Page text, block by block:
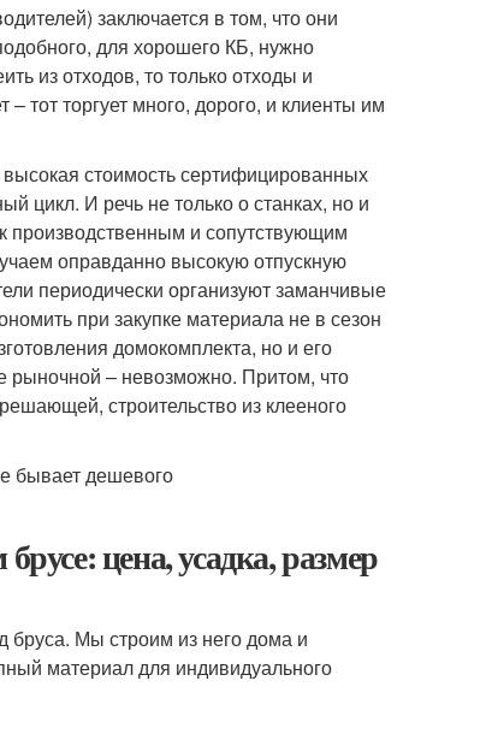
заключается в том, что они
для хорошего КБ, нужно
из отходов, то только отходы и
– тот торгует много, дорого, и клиенты им
стоимость сертифицированных
цикл. И речь не только о станках, но и
производственным и сопутствующим
оправданно высокую отпускную
периодически организуют заманчивые
при закупке материала не в сезон
домокомплекта, но и его
рыночной – невозможно. Притом, что
строительство из клееного
цена, усадка, размер
Мы строим из него дома и
материал для индивидуального